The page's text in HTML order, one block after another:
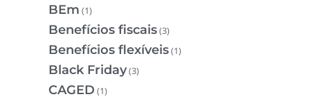
BEm (1)
Benefícios fiscais(3)
Benefícios flexíveis(1)
Black Friday(3)
CAGED (1)